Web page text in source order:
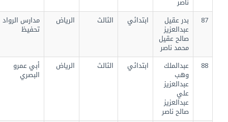
بدر عقيل
عبدالعزيز
صالح عقيل
محمد ناصر
ابتدائي الثالث الرياض مدارس الرواد
تحفيظ
عبدالملك
وهب
عبدالعزيز
علي
عبدالعزيز
صالح ناصر
ابتدائي الثالث الرياض أبي عمرو
البصري